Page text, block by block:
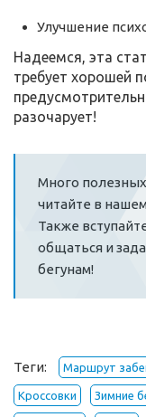
Улучшение
Надеемся, эта
требует хорошей
разочарует!
Много
читайте в
Также
общаться и
бегунам!
Теги: Маршрут
Кроссовки Зимние